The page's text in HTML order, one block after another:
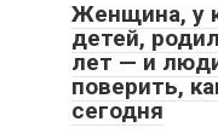
Женщина, у
детей,
лет — и
поверить,
сегодня